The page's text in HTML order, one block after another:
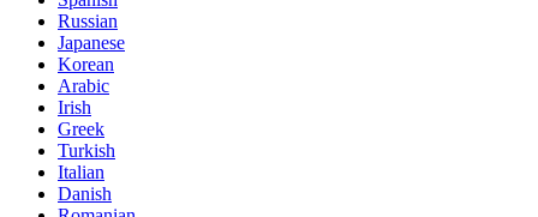
Russian
Japanese
Korean
Arabic
Irish
Greek
Turkish
Italian
Danish